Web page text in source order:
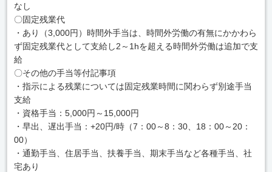
なし
〇固定残業代
・あり（3,000円）時間外手当は、時間外労働の有無にかかわら
ず固定残業代として支給し2～1hを超える時間外労働は追加で支
給
〇その他の手当等付記事項
・指示による残業については固定残業時間に関わらず別途手当
支給
・資格手当：5,000円～15,000円
・早出、遅出手当：+20円/時（7：00～8：30、18：00～20：
00）
・通勤手当、住居手当、扶養手当、期末手当など各種手当、社
宅あり